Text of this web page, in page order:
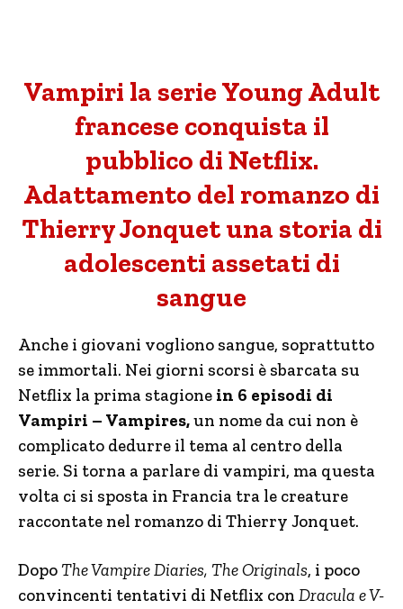
Vampiri la serie Young Adult
francese conquista il
pubblico di Netflix.
Adattamento del romanzo di
Thierry Jonquet una storia di
adolescenti assetati di
sangue
Anche i giovani vogliono sangue, soprattutto
se immortali. Nei giorni scorsi è sbarcata su
Netflix la prima stagione in 6 episodi di
Vampiri – Vampires,un nome da cui non è
complicato dedurre il tema al centro della
serie. Si torna a parlare di vampiri, ma questa
volta ci si sposta in Francia tra le creature
raccontate nel romanzo di Thierry Jonquet.
DopoThe Vampire Diaries, The Originals, i poco
convincenti tentativi di Netflix con Dracula e V-